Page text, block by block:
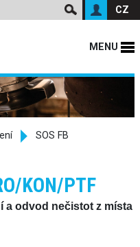
CZ
MENU
SOS FB
KON/PTF
a odvod nečistot z místa